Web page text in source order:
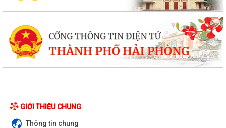
GIỚI THIỆU CHUNG
Thông tin chung